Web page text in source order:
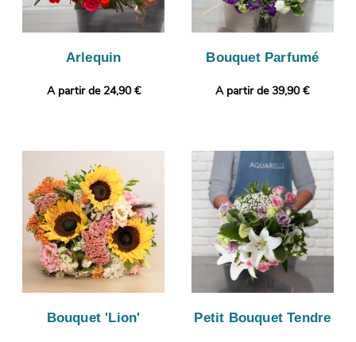
Arlequin
A partir de 24,90 €
Bouquet Parfumé
A partir de 39,90 €
Bouquet 'Lion' Petit Bouquet Tendre